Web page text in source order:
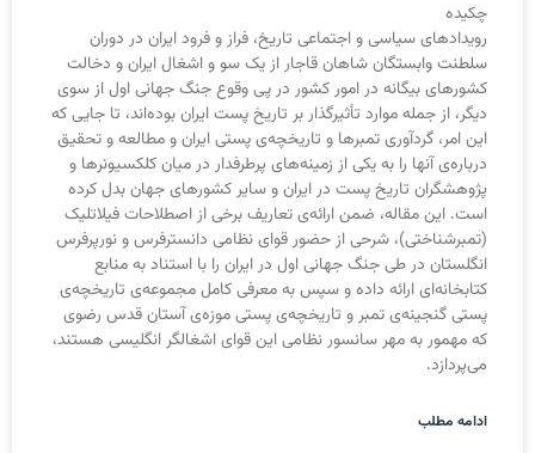
چکیده
رویدادهای سیاسی و اجتماعی تاریخ، فراز و فرود ایران در دوران
سلطنت وابستگان شاهان قاجار از یک سو و اشغال ایران و دخالت
کشورهای بیگانه در امور کشور در پی وقوع جنگ جهانی اول از سوی
دیگر، از جمله موارد تأثیرگذار بر تاریخ پست ایران بوده‌اند، تا جایی که
این امر، گردآوری تمبرها و تاریخچه‌ی پستی ایران و مطالعه و تحقیق
درباره‌ی آنها را به یکی از زمینه‌های پرطرفدار در میان کلکسیونرها و
پژوهشگران تاریخ پست در ایران و سایر کشورهای جهان بدل کرده
است. این مقاله، ضمن ارائه‌ی تعاریف برخی از اصطلاحات فیلاتلیک
(تمبرشناختی)، شرحی از حضور قوای نظامی دانسترفرس و نورپرفرس
انگلستان در طی جنگ جهانی اول در ایران را با استناد به منابع
کتابخانه‌ای ارائه داده و سپس به معرفی کامل مجموعه‌ی تاریخچه‌ی
پستی گنجینه‌ی تمبر و تاریخچه‌ی پستی موزه‌ی آستان قدس رضوی
که مهمور به مهر سانسور نظامی این قوای اشغالگر انگلیسی هستند،
می‌پردازد.
ادامه مطلب